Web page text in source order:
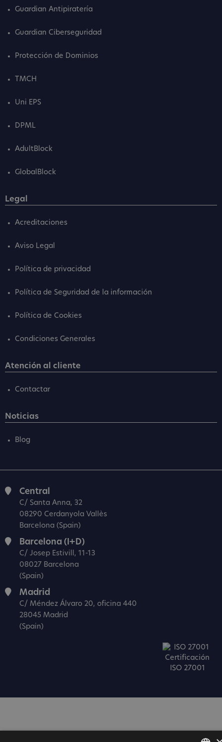
Guardian Antipiratería
Guardian Ciberseguridad
Protección de Dominios
TMCH
Uni EPS
DPML
AdultBlock
GlobalBlock
Legal
Acreditaciones
Aviso Legal
Política de privacidad
Política de Seguridad de la información
Política de Cookies
Condiciones Generales
Atención al cliente
Contactar
Noticias
Blog
Central
C/ Santa Anna, 32
08290 Cerdanyola Vallès
Barcelona (Spain)
Barcelona (I+D)
C/ Josep Estivill, 11-13
08027 Barcelona
(Spain)
Madrid
C/ Méndez Álvaro 20, oficina 440
28045 Madrid
(Spain)
Certificación
ISO 27001